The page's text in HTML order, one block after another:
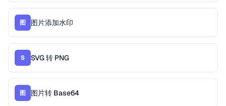
图 图片添加水印
S SVG 转 PNG
图 图片转 Base64